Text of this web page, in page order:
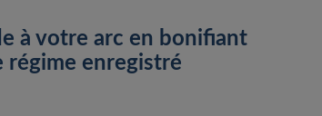
à votre arc en bonifiant
régime enregistré